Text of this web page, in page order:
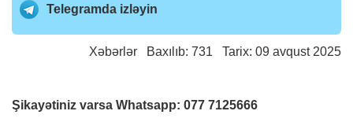
Telegramda izləyin
Xəbərlər Baxılıb: 731 Tarix: 09 avqust 2025
Şikayətiniz varsa Whatsapp: 077 7125666